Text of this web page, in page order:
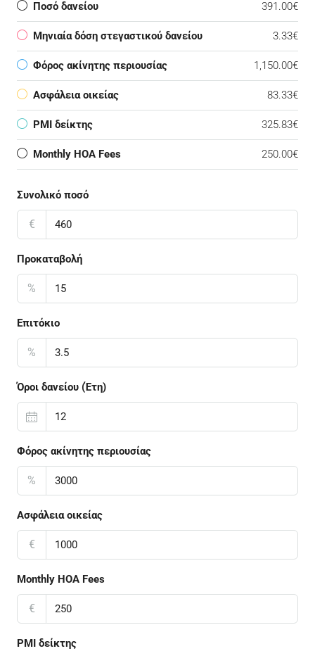
Ποσό δανείου 391.00€
Μηνιαία δόση στεγαστικού δανείου 3.33€
Φόρος ακίνητης περιουσίας 1,150.00€
Ασφάλεια οικείας 83.33€
PMI δείκτης 325.83€
Monthly HOA Fees 250.00€
Συνολικό ποσό
€
Προκαταβολή
%
Επιτόκιο
%
Όροι δανείου (Έτη)
Φόρος ακίνητης περιουσίας
%
Ασφάλεια οικείας
€
Monthly HOA Fees
€
PMI δείκτης